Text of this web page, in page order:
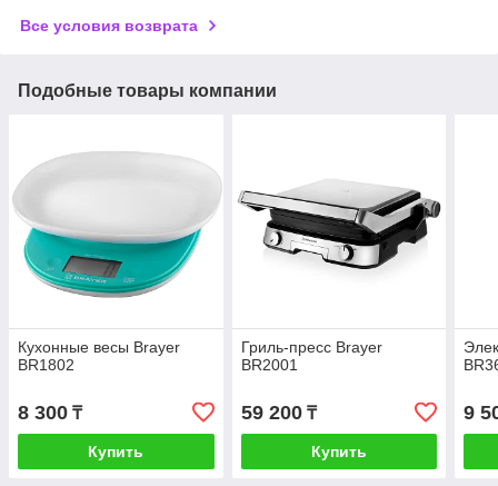
Все условия возврата
Подобные товары компании
Кухонные весы Brayer
BR1802
8 300 ₸
Купить
Гриль-пресс Brayer
BR2001
59 200₸
Купить
9